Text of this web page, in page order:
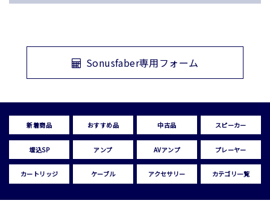
Sonusfaber専用フォーム
新着商品 おすすめ品 中古品 スピーカー
埋込SP アンプ AVアンプ プレーヤー
カートリッジ ケーブル アクセサリー カテゴリ一覧